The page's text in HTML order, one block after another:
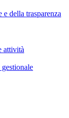
della trasparenza
attività